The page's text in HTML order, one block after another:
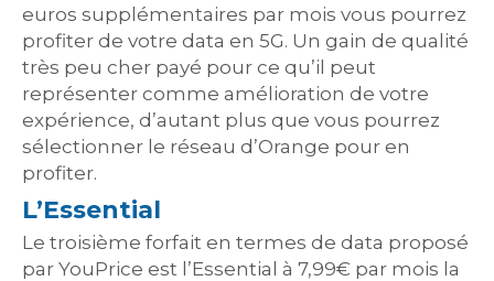
euros supplémentaires par mois vous pourrez
profiter de votre data en 5G. Un gain de qualité
très peu cher payé pour ce qu’il peut
représenter comme amélioration de votre
expérience, d’autant plus que vous pourrez
sélectionner le réseau d’Orange pour en
profiter.
L’Essential
Le troisième forfait en termes de data proposé
par YouPrice est l’Essential à 7,99€ par mois la